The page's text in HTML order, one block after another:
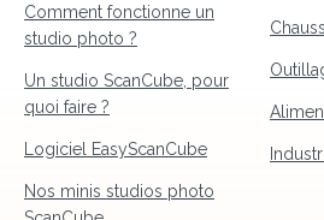
Comment fonctionne un
studio photo ?
Un studio ScanCube, pour
quoi faire ?
Logiciel EasyScanCube
Nos minis studios photo